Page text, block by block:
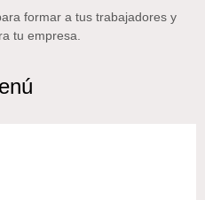
formar a tus trabajadores y
tu empresa.